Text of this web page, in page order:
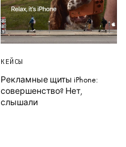
КЕЙСЫ
Рекламные щиты iPhone:
совершенство? Нет,
слышали